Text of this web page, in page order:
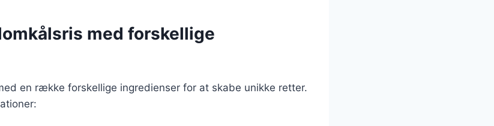
med forskellige
en række forskellige ingredienser for at skabe unikke retter.